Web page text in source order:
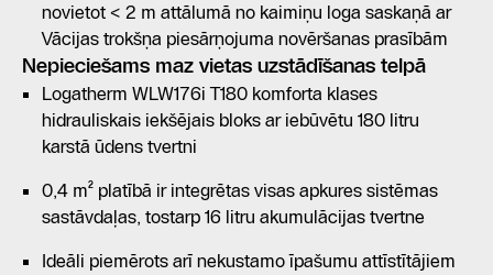
novietot < 2 m attālumā no kaimiņu loga saskaņā ar
Vācijas trokšņa piesārņojuma novēršanas prasībām
Nepieciešams maz vietas uzstādīšanas telpā
Logatherm WLW176i T180 komforta klases
hidrauliskais iekšējais bloks ar iebūvētu 180 litru
karstā ūdens tvertni
0,4 m² platībā ir integrētas visas apkures sistēmas
sastāvdaļas, tostarp 16 litru akumulācijas tvertne
Ideāli piemērots arī nekustamo īpašumu attīstītājiem